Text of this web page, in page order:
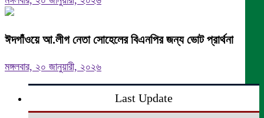
ঈদগাঁওয়ে আ.লীগ নেতা সোহেলের বিএনপির জন্য ভোট প্রার্থনা
মঙ্গলবার, ২০ জানুয়ারী, ২০২৬
Last Update